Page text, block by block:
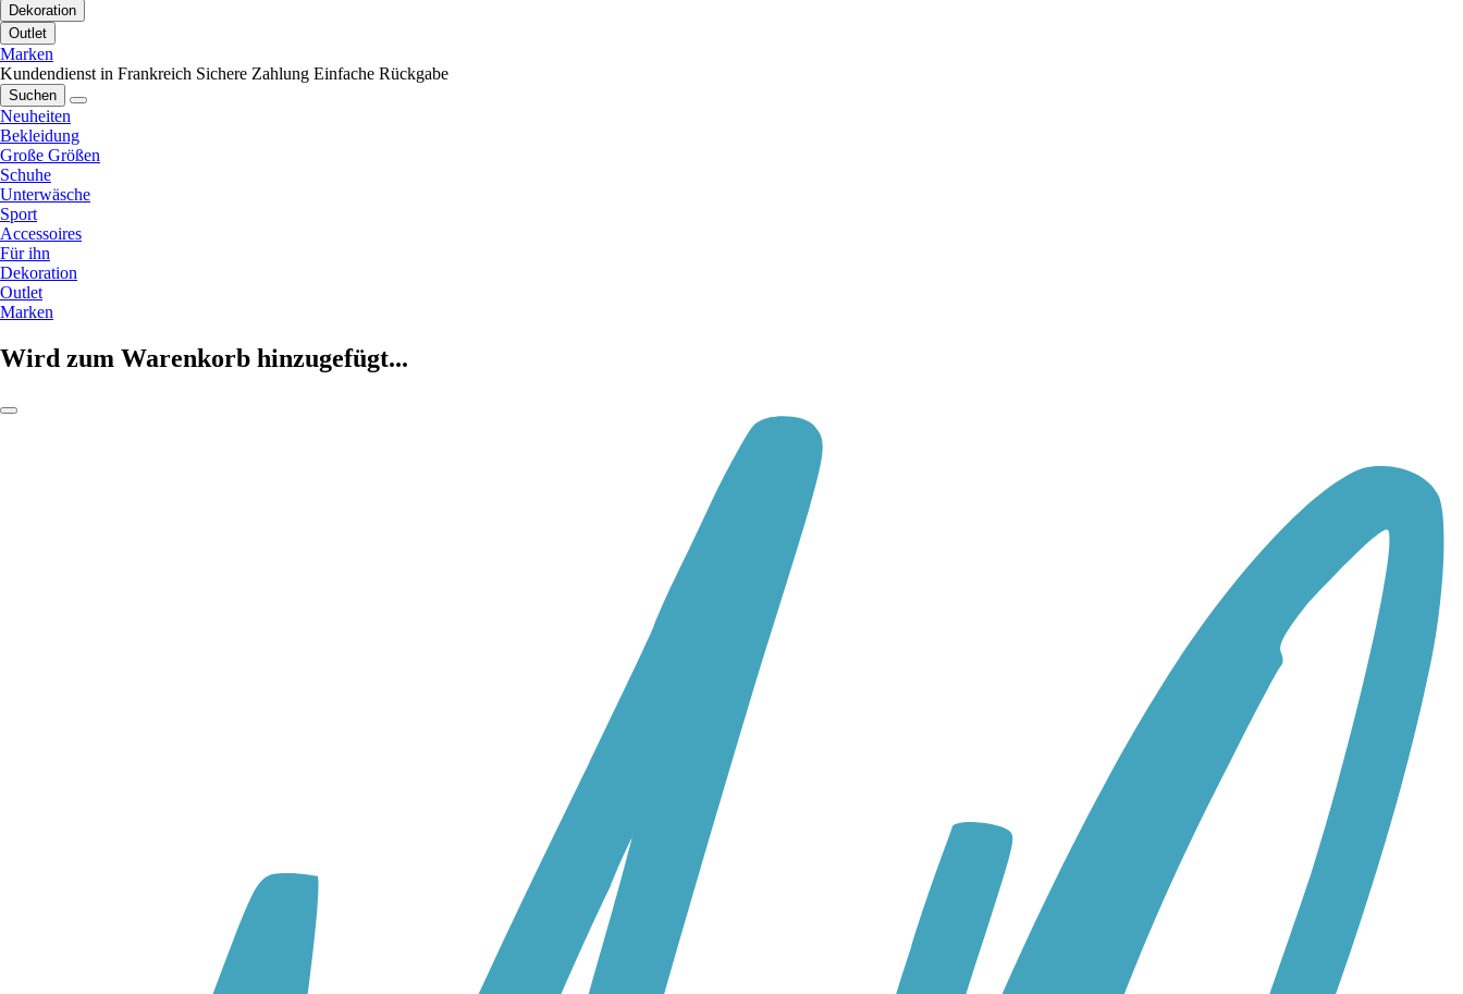
Dekoration
Outlet
Marken
Kundendienst in Frankreich Sichere Zahlung Einfache Rückgabe
Suchen
Neuheiten
Bekleidung
Große Größen
Schuhe
Unterwäsche
Sport
Accessoires
Für ihn
Dekoration
Outlet
Marken
Wird zum Warenkorb hinzugefügt...